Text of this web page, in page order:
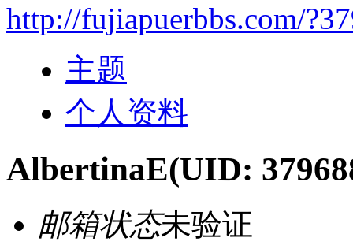
http://fujiapuerbbs.com/
主题
个人资料
AlbertinaE(UID:
邮箱状态未验证